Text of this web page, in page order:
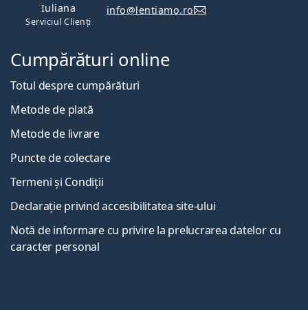
Iuliana
Serviciul Clienți
info@lentiamo.ro
Cumpărături online
Totul despre cumpărături
Metode de plată
Metode de livrare
Puncte de colectare
Termeni și Condiții
Declarație privind accesibilitatea site-ului
Notă de informare cu privire la prelucrarea datelor cu
caracter personal